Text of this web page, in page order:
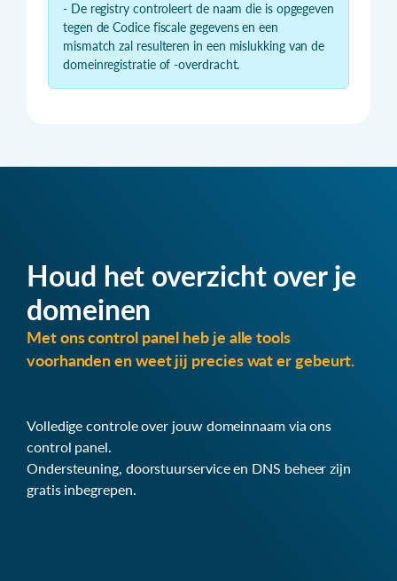
- De registry controleert de naam die is opgegeven
tegen de Codice fiscale gegevens en een
mismatch zal resulteren in een mislukking van de
domeinregistratie of -overdracht.
Houd het overzicht over je
domeinen
Met ons control panel heb je alle tools
voorhanden en weet jij precies wat er gebeurt.
Volledige controle over jouw domeinnaam via ons
control panel.
Ondersteuning, doorstuurservice en DNS beheer zijn
gratis inbegrepen.